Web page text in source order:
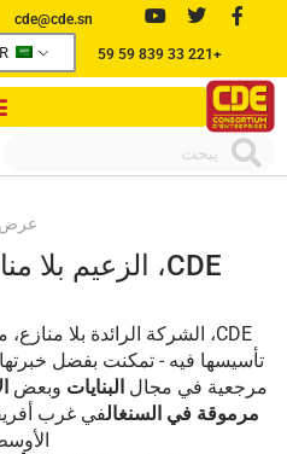
cde@cde.sn
+221 33 839 59 59
AR
عرض
CDE، الزعيم بلا منازع، منذ
تأسيسها فيه - تمكنت بفضل
مرجعية في مجال البنايات وبعض
مرموقة في السنغالفي غرب